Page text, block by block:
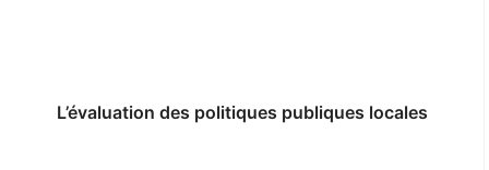
L’évaluation des politiques publiques locales